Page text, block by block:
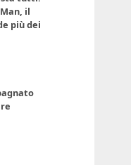
il
più dei